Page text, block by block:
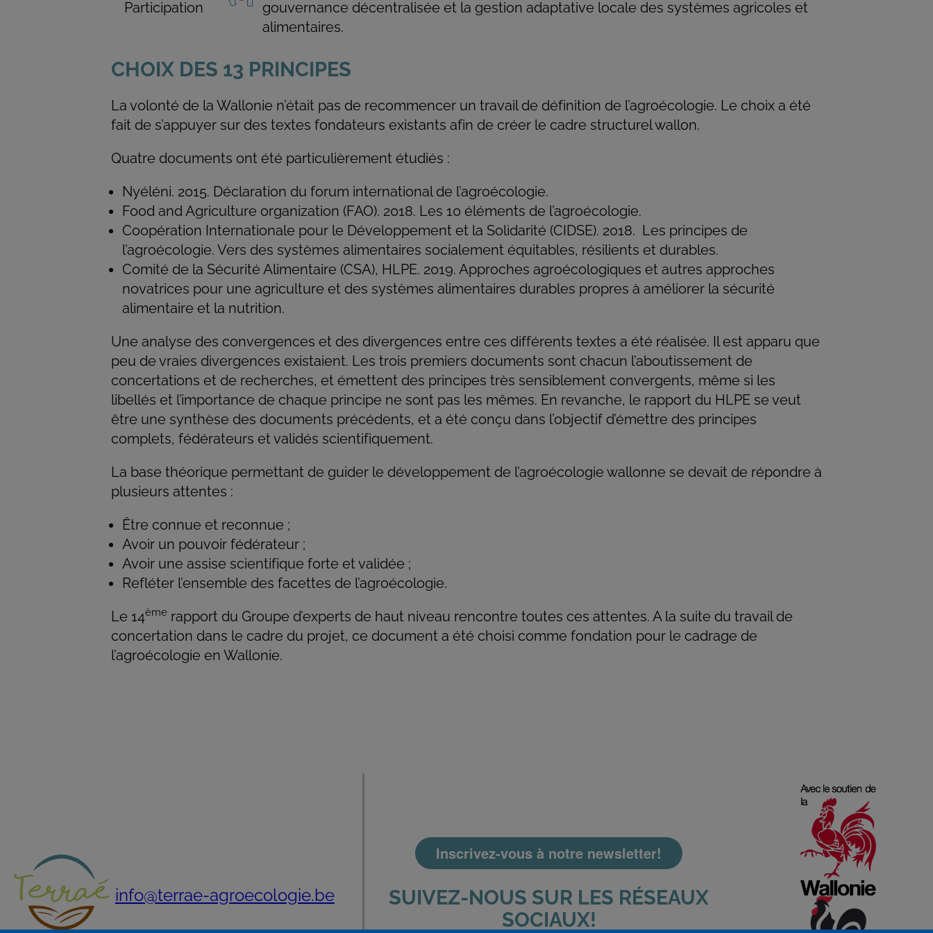
Participation
gouvernance décentralisée et la gestion adaptative locale des systèmes agricoles et
alimentaires.
CHOIX DES 13 PRINCIPES
La volonté de la Wallonie n’était pas de recommencer un travail de définition de l’agroécologie. Le choix a été
fait de s’appuyer sur des textes fondateurs existants afin de créer le cadre structurel wallon.
Quatre documents ont été particulièrement étudiés :
Nyéléni. 2015. Déclaration du forum international de l’agroécologie.
Food and Agriculture organization (FAO). 2018. Les 10 éléments de l’agroécologie.
Coopération Internationale pour le Développement et la Solidarité (CIDSE). 2018. Les principes de
l’agroécologie. Vers des systèmes alimentaires socialement équitables, résilients et durables.
Comité de la Sécurité Alimentaire (CSA), HLPE. 2019. Approches agroécologiques et autres approches
novatrices pour une agriculture et des systèmes alimentaires durables propres à améliorer la sécurité
alimentaire et la nutrition.
Une analyse des convergences et des divergences entre ces différents textes a été réalisée. Il est apparu que
peu de vraies divergences existaient. Les trois premiers documents sont chacun l’aboutissement de
concertations et de recherches, et émettent des principes très sensiblement convergents, même si les
libellés et l’importance de chaque principe ne sont pas les mêmes. En revanche, le rapport du HLPE se veut
être une synthèse des documents précédents, et a été conçu dans l’objectif d’émettre des principes
complets, fédérateurs et validés scientifiquement.
La base théorique permettant de guider le développement de l’agroécologie wallonne se devait de répondre à
plusieurs attentes :
Être connue et reconnue ;
Avoir un pouvoir fédérateur ;
Avoir une assise scientifique forte et validée ;
Refléter l’ensemble des facettes de l’agroécologie.
Le 14ème rapport du Groupe d’experts de haut niveau rencontre toutes ces attentes. A la suite du travail de
concertation dans le cadre du projet, ce document a été choisi comme fondation pour le cadrage de
l’agroécologie en Wallonie.
info@terrae-agroecologie.be
Inscrivez-vous à notre newsletter!
SUIVEZ-NOUS SUR LES RÉSEAUX
SOCIAUX!